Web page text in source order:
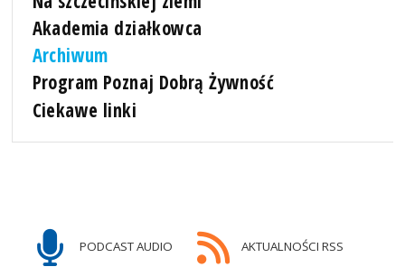
Akademia działkowca
Archiwum
Program Poznaj Dobrą Żywność
Ciekawe linki
PODCAST AUDIO AKTUALNOŚCI RSS